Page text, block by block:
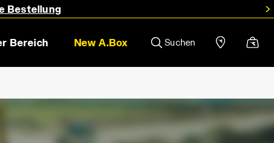
Bestellung
Bereich New A.Box Suchen